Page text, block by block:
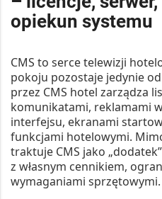
opiekun systemu
CMS to serce telewizji
pokoju pozostaje jedynie
przez CMS hotel zarządza
komunikatami, reklamami
interfejsu, ekranami
funkcjami hotelowymi.
traktuje CMS jako
z własnym cennikiem,
wymaganiami sprzętowymi.